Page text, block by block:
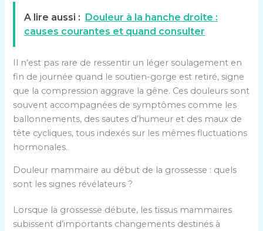
A lire aussi : Douleur à la hanche droite :
causes courantes et quand consulter
Il n’est pas rare de ressentir un léger soulagement en
fin de journée quand le soutien-gorge est retiré, signe
que la compression aggrave la gêne. Ces douleurs sont
souvent accompagnées de symptômes comme les
ballonnements, des sautes d’humeur et des maux de
tête cycliques, tous indexés sur les mêmes fluctuations
hormonales.
Douleur mammaire au début de la grossesse : quels
sont les signes révélateurs ?
Lorsque la grossesse débute, les tissus mammaires
subissent d’importants changements destinés à